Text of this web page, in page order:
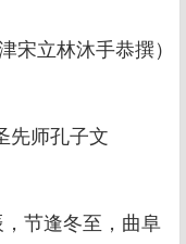
宋立林沐手恭撰）
先师孔子文
，节逢冬至，曲阜